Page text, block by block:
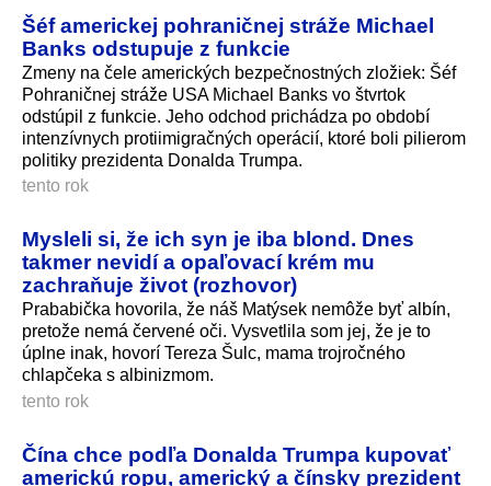
Šéf americkej pohraničnej stráže Michael
Banks odstupuje z funkcie
Zmeny na čele amerických bezpečnostných zložiek: Šéf
Pohraničnej stráže USA Michael Banks vo štvrtok
odstúpil z funkcie. Jeho odchod prichádza po období
intenzívnych protiimigračných operácií, ktoré boli pilierom
politiky prezidenta Donalda Trumpa.
tento rok
Mysleli si, že ich syn je iba blond. Dnes
takmer nevidí a opaľovací krém mu
zachraňuje život (rozhovor)
Prababička hovorila, že náš Matýsek nemôže byť albín,
pretože nemá červené oči. Vysvetlila som jej, že je to
úplne inak, hovorí Tereza Šulc, mama trojročného
chlapčeka s albinizmom.
tento rok
Čína chce podľa Donalda Trumpa kupovať
americkú ropu, americký a čínsky prezident